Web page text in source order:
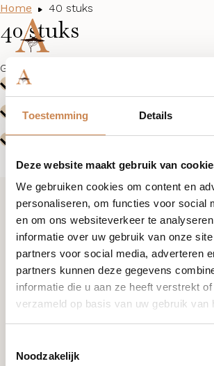
Toestemming Details
Deze website maakt gebruik van
We gebruiken cookies om content en
personaliseren, om functies voor social
en om ons websiteverkeer te
informatie over uw gebruik van onze
partners voor social media, adverteren
partners kunnen deze gegevens
informatie die u aan ze heeft verstrekt
verzameld op basis van uw gebruik van
Noodzakelijk
Home 40 stuks
40 stuks
Geen producten gevonden die aan je
Ik wil graag
+31 (0)85 876 94 80